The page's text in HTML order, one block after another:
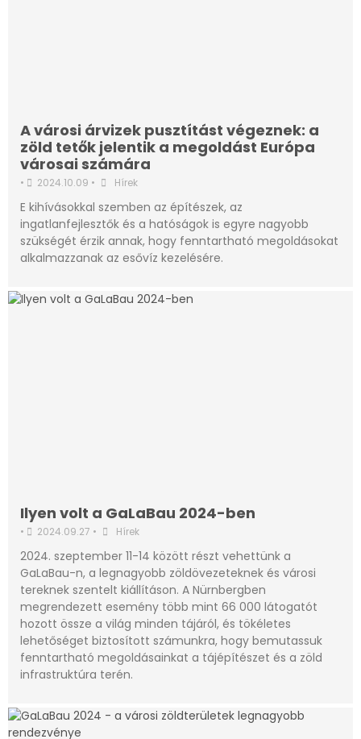
A városi árvizek pusztítást végeznek: a
zöld tetők jelentik a megoldást Európa
városai számára
• 2024.10.09 • Hírek
E kihívásokkal szemben az építészek, az
ingatlanfejlesztők és a hatóságok is egyre nagyobb
szükségét érzik annak, hogy fenntartható megoldásokat
alkalmazzanak az esővíz kezelésére.
Ilyen volt a GaLaBau 2024-ben
• 2024.09.27 • Hírek
2024. szeptember 11-14 között részt vehettünk a
GaLaBau-n, a legnagyobb zöldövezeteknek és városi
tereknek szentelt kiállításon. A Nürnbergben
megrendezett esemény több mint 66 000 látogatót
hozott össze a világ minden tájáról, és tökéletes
lehetőséget biztosított számunkra, hogy bemutassuk
fenntartható megoldásainkat a tájépítészet és a zöld
infrastruktúra terén.